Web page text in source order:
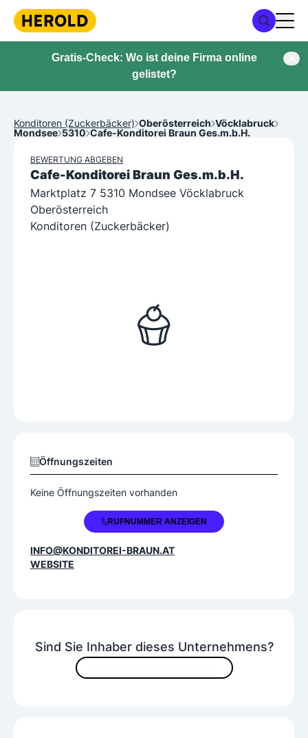
Gratis-Check: Wo ist deine Firma online
gelistet?
Konditoren (Zuckerbäcker) Oberösterreich Vöcklabruck
Mondsee 5310 Cafe-Konditorei Braun Ges.m.b.H.
BEWERTUNG ABGEBEN
Cafe-Konditorei Braun Ges.m.b.H.
Marktplatz 7 5310 Mondsee Vöcklabruck
Oberösterreich
Konditoren (Zuckerbäcker)
Sind Sie Inhaber dieses Unternehmens?
Öffnungszeiten
Keine Öffnungszeiten vorhanden
+43 6232 24080RUFNUMMER ANZEIGEN
INFO@KONDITOREI-BRAUN.AT
WEBSITE